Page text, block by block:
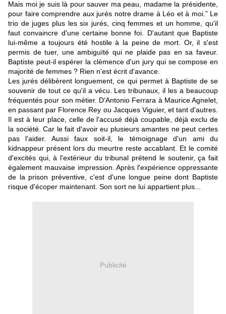
Mais moi je suis là pour sauver ma peau, madame la présidente,
pour faire comprendre aux jurés notre drame à Léo et à moi.” Le
trio de juges plus les six jurés, cinq femmes et un homme, qu'il
faut convaincre d'une certaine bonne foi. D'autant que Baptiste
lui-même a toujours été hostile à la peine de mort. Or, il s'est
permis de tuer, une ambiguïté qui ne plaide pas en sa faveur.
Baptiste peut-il espérer la clémence d'un jury qui se compose en
majorité de femmes ? Rien n'est écrit d'avance.
Les jurés délibèrent longuement, ce qui permet à Baptiste de se
souvenir de tout ce qu'il a vécu. Les tribunaux, il les a beaucoup
fréquentés pour son métier. D'Antonio Ferrara à Maurice Agnelet,
en passant par Florence Rey ou Jacques Viguier, et tant d'autres.
Il est à leur place, celle de l'accusé déjà coupable, déjà exclu de
la société. Car le fait d'avoir eu plusieurs amantes ne peut certes
pas l'aider. Aussi faux soit-il, le témoignage d'un ami du
kidnappeur présent lors du meurtre reste accablant. Et le comité
d'excités qui, à l'extérieur du tribunal prétend le soutenir, ça fait
également mauvaise impression. Après l'expérience oppressante
de la prison préventive, c'est d'une longue peine dont Baptiste
risque d'écoper maintenant. Son sort ne lui appartient plus...
Publicité